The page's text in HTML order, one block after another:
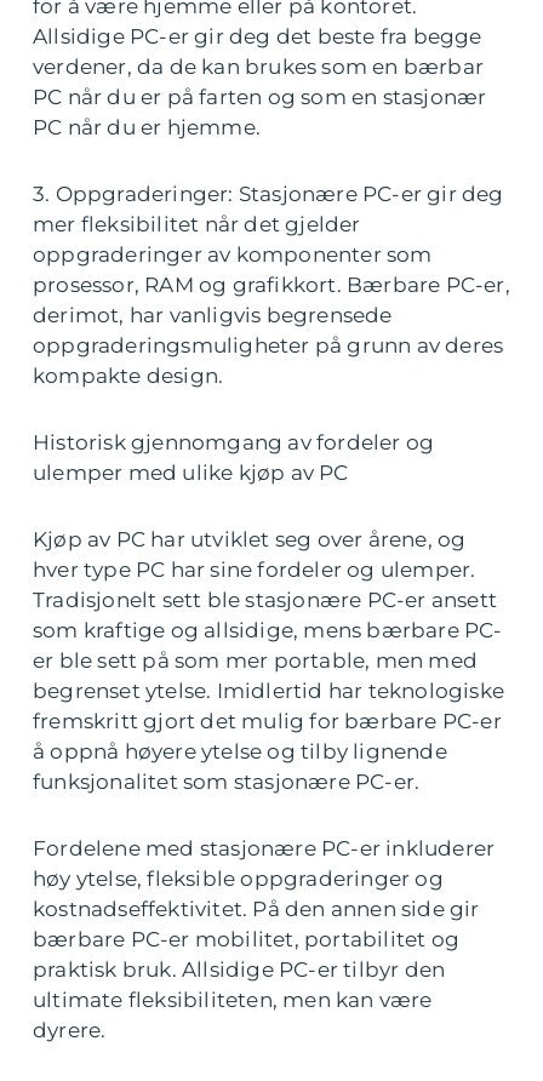
for å være hjemme eller på kontoret.
Allsidige PC-er gir deg det beste fra begge
verdener, da de kan brukes som en bærbar
PC når du er på farten og som en stasjonær
PC når du er hjemme.
3. Oppgraderinger: Stasjonære PC-er gir deg
mer fleksibilitet når det gjelder
oppgraderinger av komponenter som
prosessor, RAM og grafikkort. Bærbare PC-er,
derimot, har vanligvis begrensede
oppgraderingsmuligheter på grunn av deres
kompakte design.
Historisk gjennomgang av fordeler og
ulemper med ulike kjøp av PC
Kjøp av PC har utviklet seg over årene, og
hver type PC har sine fordeler og ulemper.
Tradisjonelt sett ble stasjonære PC-er ansett
som kraftige og allsidige, mens bærbare PC-
er ble sett på som mer portable, men med
begrenset ytelse. Imidlertid har teknologiske
fremskritt gjort det mulig for bærbare PC-er
å oppnå høyere ytelse og tilby lignende
funksjonalitet som stasjonære PC-er.
Fordelene med stasjonære PC-er inkluderer
høy ytelse, fleksible oppgraderinger og
kostnadseffektivitet. På den annen side gir
bærbare PC-er mobilitet, portabilitet og
praktisk bruk. Allsidige PC-er tilbyr den
ultimate fleksibiliteten, men kan være
dyrere.